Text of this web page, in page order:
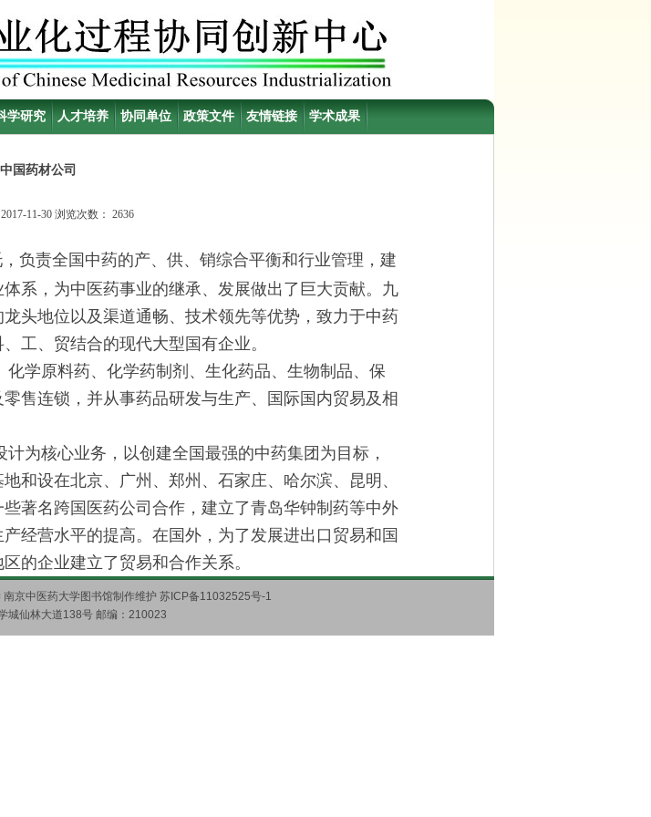
学研究 人才培养 协同单位 政策文件 友情链接 学术成果
中国药材公司
2017-11-30 浏览次数： 2636
负责全国中药的产、供、销综合平衡和行业管理，建
系，为中医药事业的继承、发展做出了巨大贡献。九
头地位以及渠道通畅、技术领先等优势，致力于中药
工、贸结合的现代大型国有企业。
原料药、化学药制剂、生化药品、生物制品、保
售连锁，并从事药品研发与生产、国际国内贸易及相
核心业务，以创建全国最强的中药集团为目标，
和设在北京、广州、郑州、石家庄、哈尔滨、昆明、
著名跨国医药公司合作，建立了青岛华钟制药等中外
经营水平的提高。在国外，为了发展进出口贸易和国
的企业建立了贸易和合作关系。
京中医药大学图书馆制作维护 苏ICP备11032525号-1
城仙林大道138号 邮编：210023